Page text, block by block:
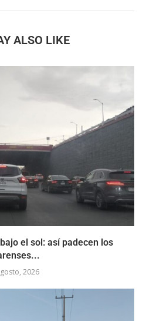
ALSO LIKE
el sol: así padecen los
2026